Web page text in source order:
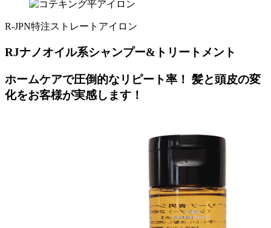
R-JPN特注ストレートアイロン
RJナノオイル系シャンプー&トリートメント
ホームケアで圧倒的なリピート率！ 髪と頭皮の変
化をお客様が実感します！